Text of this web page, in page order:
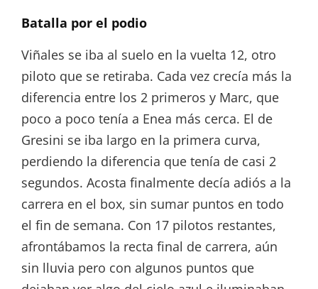
Batalla por el podio
Viñales se iba al suelo en la vuelta 12, otro
piloto que se retiraba. Cada vez crecía más la
diferencia entre los 2 primeros y Marc, que
poco a poco tenía a Enea más cerca. El de
Gresini se iba largo en la primera curva,
perdiendo la diferencia que tenía de casi 2
segundos. Acosta finalmente decía adiós a la
carrera en el box, sin sumar puntos en todo
el fin de semana. Con 17 pilotos restantes,
afrontábamos la recta final de carrera, aún
sin lluvia pero con algunos puntos que